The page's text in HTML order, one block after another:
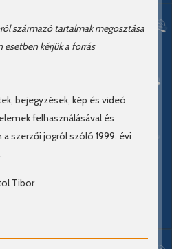
származó tartalmak megosztása
kérjük a forrás
bejegyzések, kép és videó
felhasználásával és
szerzői jogról szóló 1999. évi
Tibor